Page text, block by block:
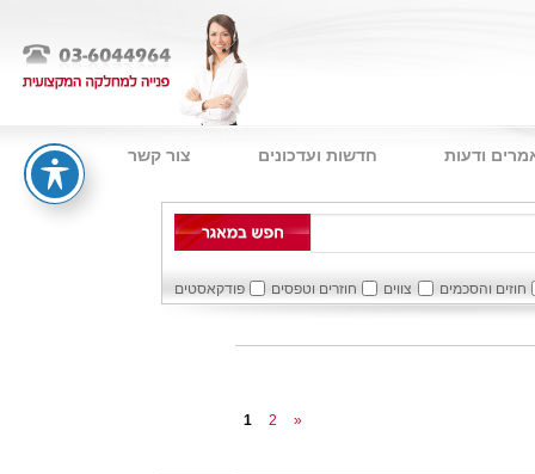
ודעות חדשות ועדכונים צור קשר
חוזים והסכמים צווים חוזרים וטפסים פודקאסטים
1 2 »